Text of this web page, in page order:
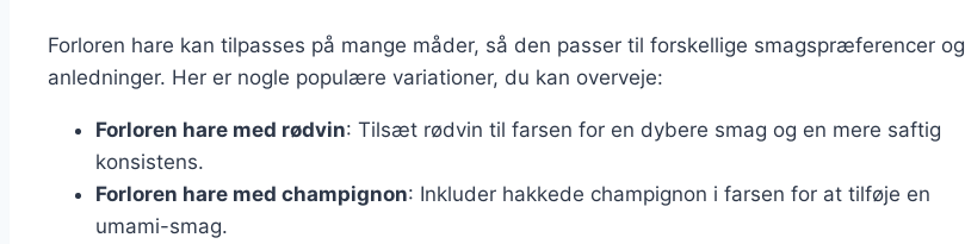
Forloren hare kan tilpasses på mange måder, så den passer til forskellige smagspræferencer og
anledninger. Her er nogle populære variationer, du kan overveje:
Forloren hare med rødvin: Tilsæt rødvin til farsen for en dybere smag og en mere saftig
konsistens.
Forloren hare med champignon: Inkluder hakkede champignon i farsen for at tilføje en
umami-smag.